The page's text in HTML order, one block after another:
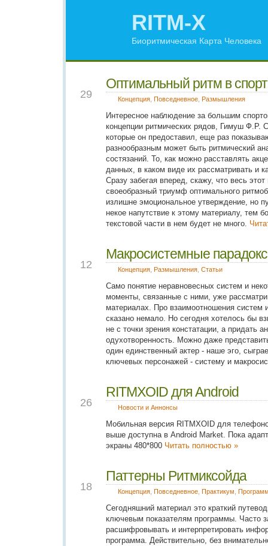
RITM-X
Биоритмическая Карта Человека
29
Оптимальный ритм в
Концепция Повседневное Размышления
Интересное наблюдение за большим
концепции ритмических рядов, Гимуш Ф.Р.
которые он предоставил, еще раз
разнообразным может быть ритмический
состязаний. То, как можно расставлять
данных, в каком виде их рассматривать и
Сразу забегая вперед, скажу, что весь
своеобразный триумф оптимального
излишне эмоциональное утверждение, но
некое напутствие к этому материалу, тем
текстовой части в нем будет не много.
12
Макросистемные
Концепция Размышления Статьи
Само понятие неравновесных систем и
моменты, связанные с ними, уже
материалах. Про взаимоотношения систем
сказано немало. Но сегодня хотелось бы
не с точки зрения констатации, а придать
одухотворенность. Можно даже
один единственный актер - наше эго,
ключевых персонажей - систему и
26
RITMXOID для Android
Новости и Аннонсы
Мобильная версия RITMXOID для
выше доступна в Android Market. Пока
экраны 480*800 Читать полностью »
18
Паттерны Ритмиксойда
Концепция Повседневное Практикум
Сегодняшний материал это краткий
ключевым показателям программы. Часто
расшифровывать и интерпретировать
программа. Действительно, без